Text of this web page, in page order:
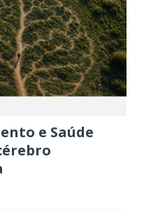
e Saúde